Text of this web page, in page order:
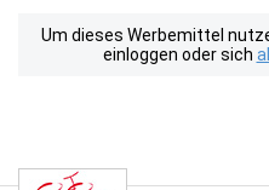
Um dieses Werbemittel
einloggen oder sich